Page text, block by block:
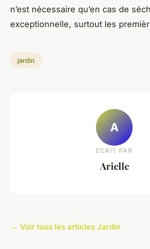
n’est nécessaire qu’en cas de
exceptionnelle, surtout les
jardin
A
ECRIT PAR
Arielle
← Voir tous les articles Jardin